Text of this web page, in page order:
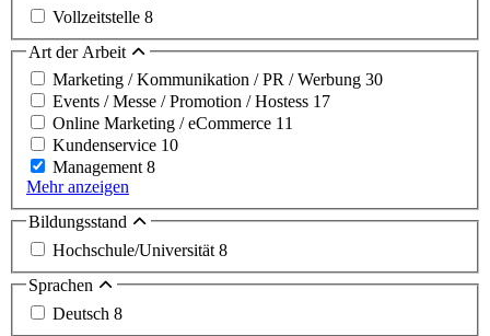
Vollzeitstelle 8
Art der Arbeit
Marketing / Kommunikation / PR / Werbung 30
Events / Messe / Promotion / Hostess 17
Online Marketing / eCommerce 11
Kundenservice 10
Management8
Mehr anzeigen
Bildungsstand
Hochschule/Universität 8
Sprachen
Deutsch 8